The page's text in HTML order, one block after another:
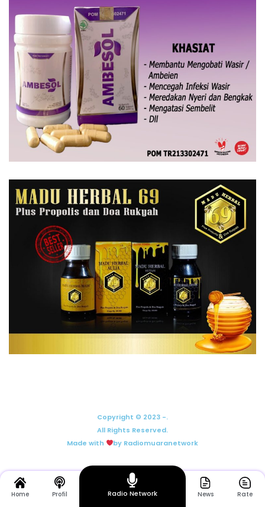
Copyright © 2023 -.
All Rights Reserved.
Made with
by Radiomuaranetwork
Home Profil Radio Network News Rate